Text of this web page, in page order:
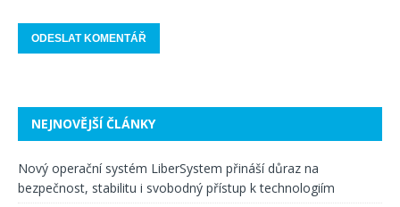
NEJNOVĚJŠÍ ČLÁNKY
Nový operační systém LiberSystem přináší důraz na
bezpečnost, stabilitu i svobodný přístup k technologiím